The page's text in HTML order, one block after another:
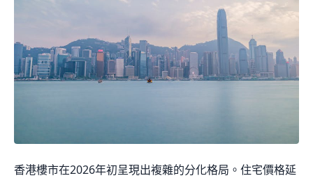
香港樓市在2026年初呈現出複雜的分化格局。住宅價格延